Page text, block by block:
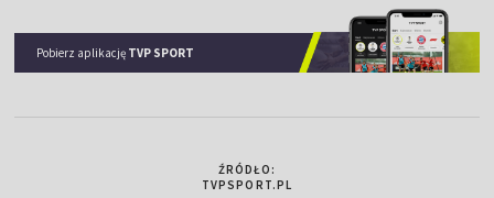
Pobierz aplikację TVP SPORT
ŹRÓDŁO:
TVPSPORT.PL